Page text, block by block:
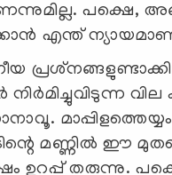
പക്ഷെ,
എന്ത്
മണ്ണില്‍ ഈ
ഉറപ്പ് തരുന്നു.